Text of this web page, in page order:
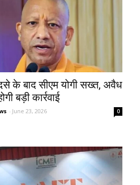
के बाद सीएम योगी सख्त, अवैध
बड़ी कार्रवाई
- June 23, 2026 0